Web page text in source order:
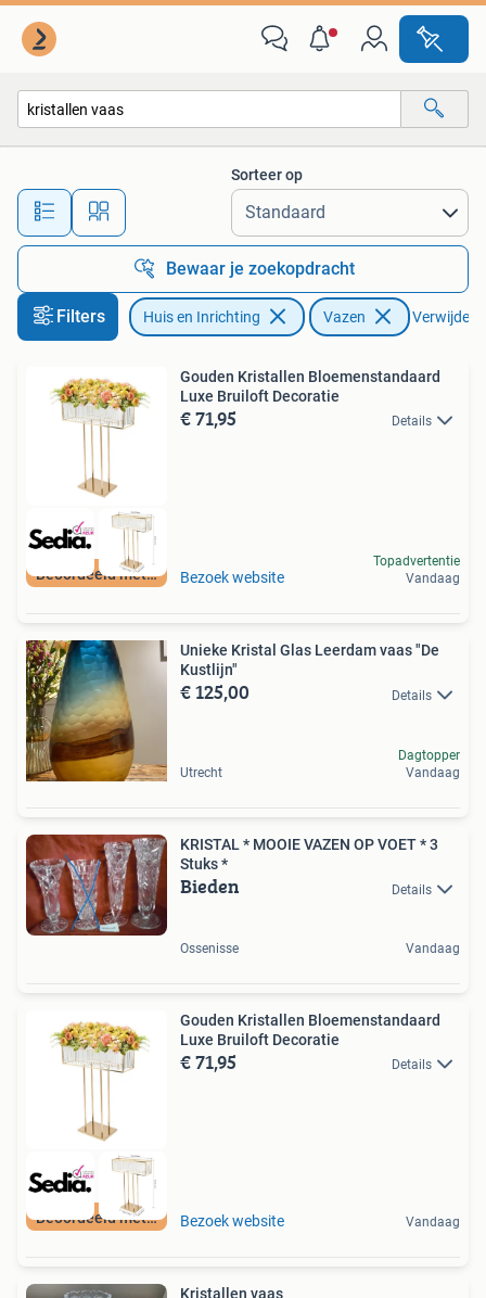
Alle afstanden…
Sorteer op
Bewaar je zoekopdracht
Filters Huis en Inrichting Vazen Verwijder
Beoordeeld met 9+
Gouden Kristallen Bloemenstandaard
Luxe Bruiloft Decoratie
€ 71,95 Details
Bezoek website
Topadvertentie
Vandaag
Unieke Kristal Glas Leerdam vaas "De
Kustlijn"
€ 125,00 Details
Utrecht
Dagtopper
Vandaag
KRISTAL * MOOIE VAZEN OP VOET * 3
Stuks *
Bieden Details
Ossenisse Vandaag
Beoordeeld met 9+
Gouden Kristallen Bloemenstandaard
Luxe Bruiloft Decoratie
€ 71,95 Details
Bezoek website Vandaag
Kristallen vaas